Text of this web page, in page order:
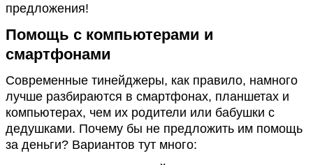
предложения!
Помощь с компьютерами и
смартфонами
Современные тинейджеры, как правило, намного
лучше разбираются в смартфонах, планшетах и
компьютерах, чем их родители или бабушки с
дедушками. Почему бы не предложить им помощь
за деньги? Вариантов тут много: